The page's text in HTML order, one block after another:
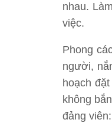
nhau.
việc.
Phong
người,
hoạch
không
đảng